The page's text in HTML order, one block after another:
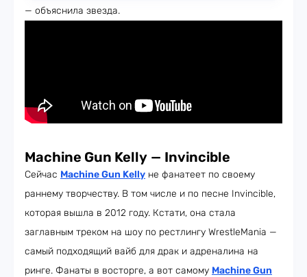
— объяснила звезда.
Machine Gun Kelly — Invincible
Сейчас Machine Gun Kelly не фанатеет по своему
раннему творчеству. В том числе и по песне Invincible,
которая вышла в 2012 году. Кстати, она стала
заглавным треком на шоу по рестлингу WrestleMania —
самый подходящий вайб для драк и адреналина на
ринге. Фанаты в восторге, а вот самому Machine Gun